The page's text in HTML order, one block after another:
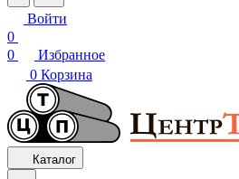
Войти
0
0
Избранное
0 Корзина
Каталог